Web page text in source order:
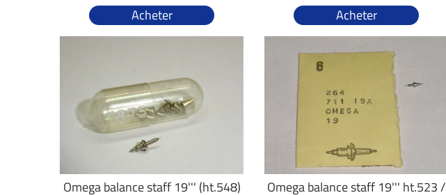
Acheter
Acheter
Omega balance staff 19''' (ht.548)
Omega balance staff 19''' ht.523 /